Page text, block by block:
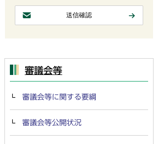
審議会等
審議会等に関する要綱
審議会等公開状況